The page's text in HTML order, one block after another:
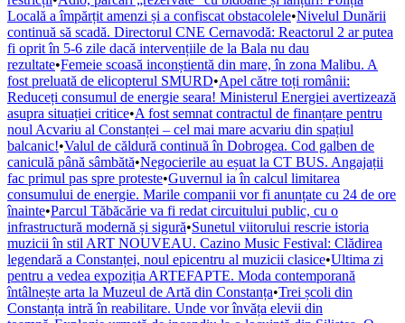
Locală a împărțit amenzi și a confiscat obstacolele•Nivelul Dunării
continuă să scadă. Directorul CNE Cernavodă: Reactorul 2 ar putea
fi oprit în 5-6 zile dacă intervențiile de la Bala nu dau
rezultate•Femeie scoasă inconștientă din mare, în zona Malibu. A
fost preluată de elicopterul SMURD•Apel către toți românii:
Reduceți consumul de energie seara! Ministerul Energiei avertizează
asupra situației critice•A fost semnat contractul de finanțare pentru
noul Acvariu al Constanței – cel mai mare acvariu din spațiul
balcanic!•Valul de căldură continuă în Dobrogea. Cod galben de
caniculă până sâmbătă•Negocierile au eșuat la CT BUS. Angajații
fac primul pas spre proteste•Guvernul ia în calcul limitarea
consumului de energie. Marile companii vor fi anunțate cu 24 de ore
înainte•Parcul Tăbăcărie va fi redat circuitului public, cu o
infrastructură modernă și sigură•Sunetul viitorului rescrie istoria
muzicii în stil ART NOUVEAU. Cazino Music Festival: Clădirea
legendară a Constanței, noul epicentru al muzicii clasice•Ultima zi
pentru a vedea expoziția ARTEFAPTE. Moda contemporană
întâlnește arta la Muzeul de Artă din Constanța•Trei școli din
Constanța intră în reabilitare. Unde vor învăța elevii din